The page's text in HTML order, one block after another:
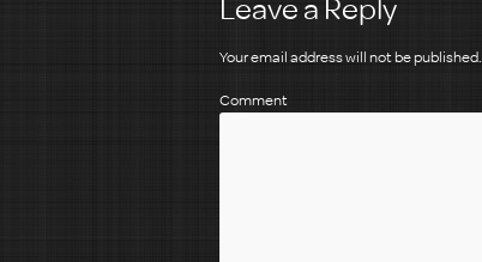
Your email address will not be published.
Comment